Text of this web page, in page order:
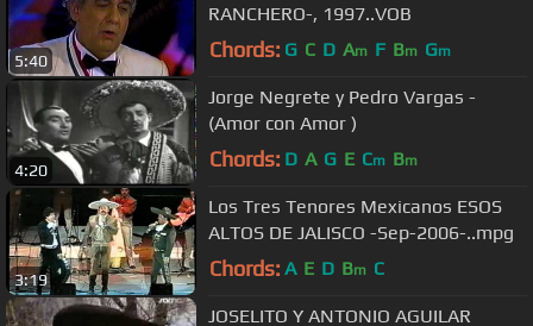
5:40
RANCHERO-, 1997..VOB
Chords: G C D Am F Bm Gm
4:20
Jorge Negrete y Pedro Vargas -
(Amor con Amor )
Chords: D A G E Cm Bm
3:19
Los Tres Tenores Mexicanos ESOS
ALTOS DE JALISCO -Sep-2006-..mpg
Chords: A E D Bm C
JOSELITO Y ANTONIO AGUILAR